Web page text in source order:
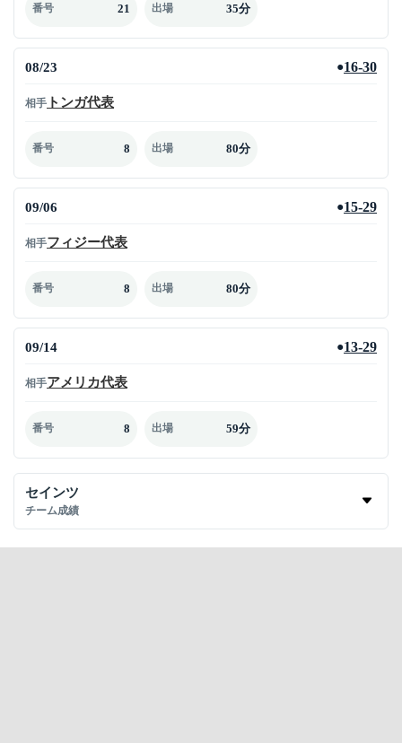
番号 21 出場 35分
08/23 ●16-30
相手 トンガ代表
番号 8 出場 80分
09/06 ●15-29
相手フィジー代表
番号 8 出場 80分
09/14 ●13-29
相手アメリカ代表
番号 8 出場 59分
セインツ
チーム成績